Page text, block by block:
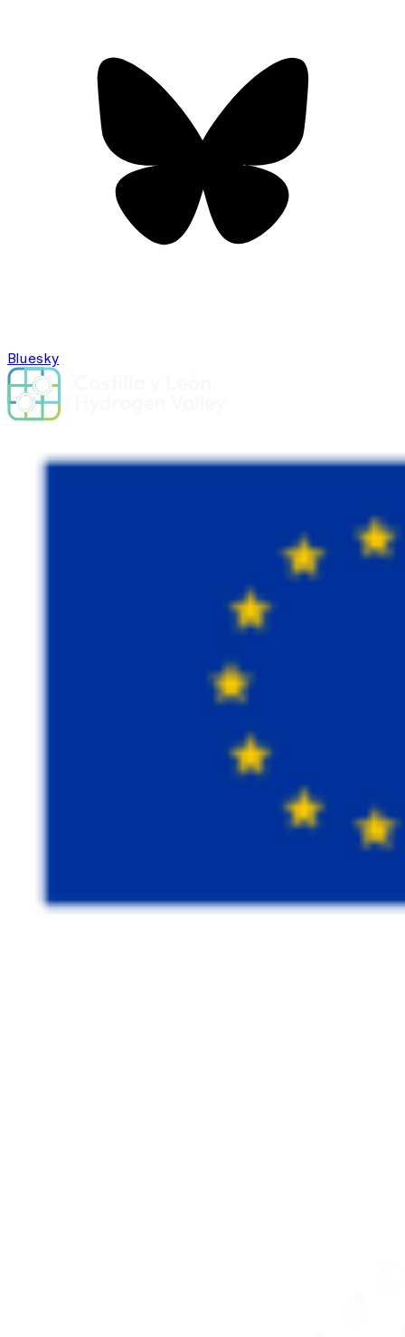
Bluesky